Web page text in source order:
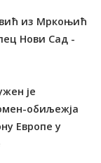
из Мркоњић
Нови Сад -
је
обиљежја
Европе у